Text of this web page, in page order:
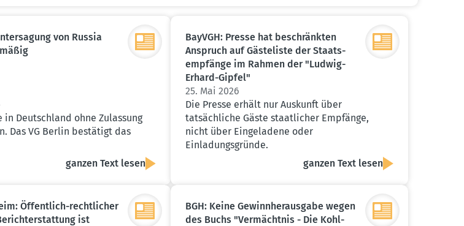
von Russia
in Deutschland ohne Zulassung
Das VG Berlin bestätigt das
ganzen Text lesen
BayVGH: Presse hat beschränkten
Anspruch auf Gäste­liste der Staats­
emp­fänge im Rahmen der "Ludwig-
Erhard-Gipfel"
25. Mai 2026
Die Presse erhält nur Auskunft über
tatsächliche Gäste staatlicher Empfänge,
nicht über Eingeladene oder
Einladungsgründe.
ganzen Text lesen
Öffentlich-recht­licher
ist
BGH: Keine Gewinn­her­ausgabe wegen
des Buchs "Vermächtnis - Die Kohl-